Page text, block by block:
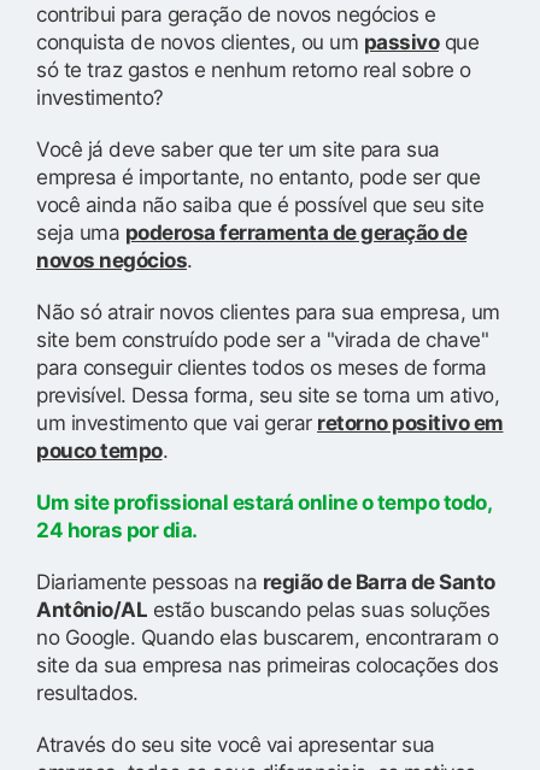
contribui para geração de novos negócios e
conquista de novos clientes, ou um passivoque
só te traz gastos e nenhum retorno real sobre o
investimento?
Você já deve saber que ter um site para sua
empresa é importante, no entanto, pode ser que
você ainda não saiba que é possível que seu site
seja uma poderosa ferramenta de geração de
novos negócios.
Não só atrair novos clientes para sua empresa, um
site bem construído pode ser a "virada de chave"
para conseguir clientes todos os meses de forma
previsível. Dessa forma, seu site se torna um ativo,
um investimento que vai gerar retorno positivo em
pouco tempo.
Um site profissional estará online o tempo todo,
24 horas por dia.
Diariamente pessoas na região de Barra de Santo
Antônio/AL estão buscando pelas suas soluções
no Google. Quando elas buscarem, encontraram o
site da sua empresa nas primeiras colocações dos
resultados.
Através do seu site você vai apresentar sua